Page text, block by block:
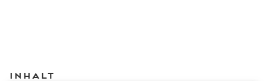
Inhalt